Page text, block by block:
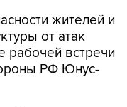
жителей и
от атак
рабочей встречи
РФ Юнус-